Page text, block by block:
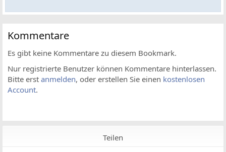
Kommentare
Es gibt keine Kommentare zu diesem Bookmark.
Nur registrierte Benutzer können Kommentare hinterlassen.
Bitte erst anmelden, oder erstellen Sie einen kostenlosen
Account.
Teilen